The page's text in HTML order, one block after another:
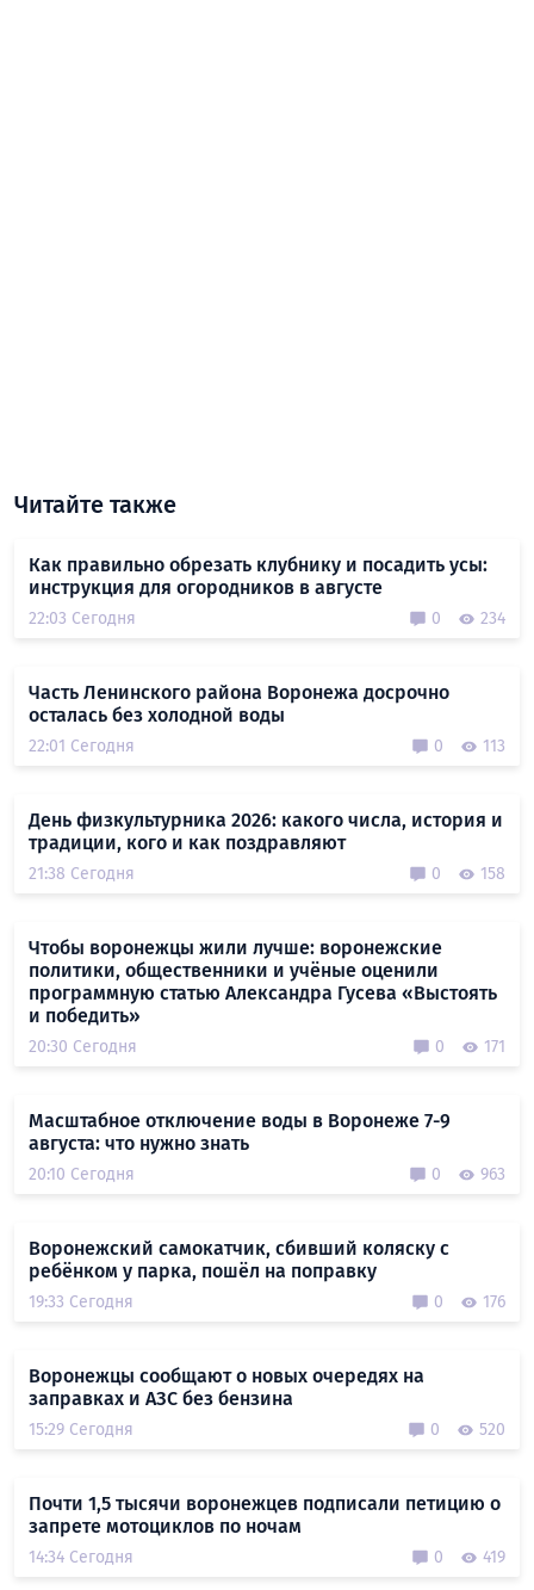
Читайте также
Как правильно обрезать клубнику и посадить усы:
инструкция для огородников в августе
22:03 Сегодня 0 234
Часть Ленинского района Воронежа досрочно
осталась без холодной воды
22:01 Сегодня 0 113
День физкультурника 2026: какого числа, история и
традиции, кого и как поздравляют
21:38 Сегодня 0 158
Чтобы воронежцы жили лучше: воронежские
политики, общественники и учёные оценили
программную статью Александра Гусева «Выстоять
и победить»
20:30 Сегодня 0 171
Масштабное отключение воды в Воронеже 7-9
августа: что нужно знать
20:10 Сегодня 0 963
Воронежский самокатчик, сбивший коляску с
ребёнком у парка, пошёл на поправку
19:33 Сегодня 0 176
Воронежцы сообщают о новых очередях на
заправках и АЗС без бензина
15:29 Сегодня 0 520
Почти 1,5 тысячи воронежцев подписали петицию о
запрете мотоциклов по ночам
14:34 Сегодня 0 419